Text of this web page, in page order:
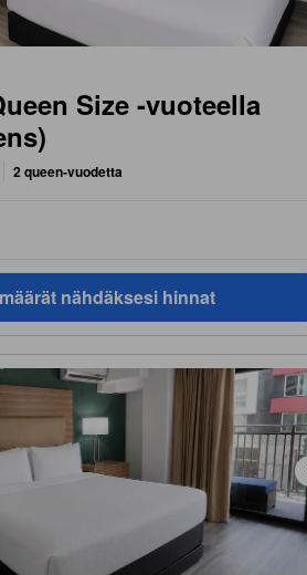
Size -vuoteella
2 queen-vuodetta
nähdäksesi hinnat